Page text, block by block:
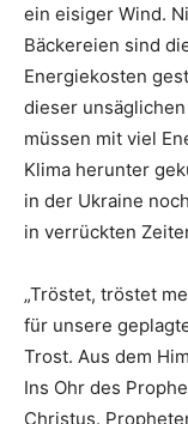
ein eisiger Wind.
Bäckereien sind
Energiekosten
dieser
müssen mit viel
Klima herunter
in der Ukraine
in verrückten
„Tröstet, tröstet
für unsere
Trost. Aus dem
Ins Ohr des
Christus.